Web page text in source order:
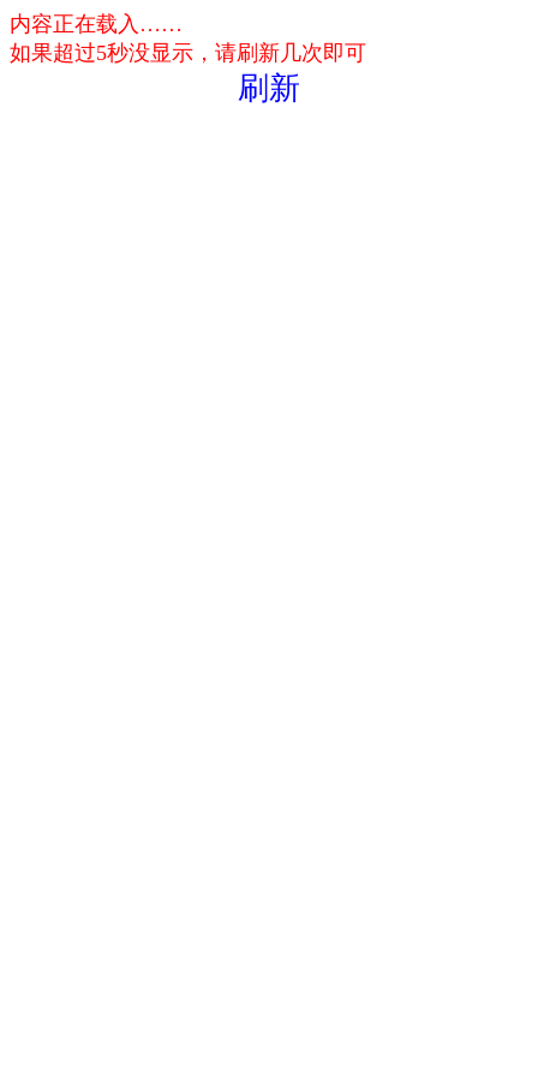
内容正在载入……
如果超过5秒没显示，请刷新几次即可
刷新